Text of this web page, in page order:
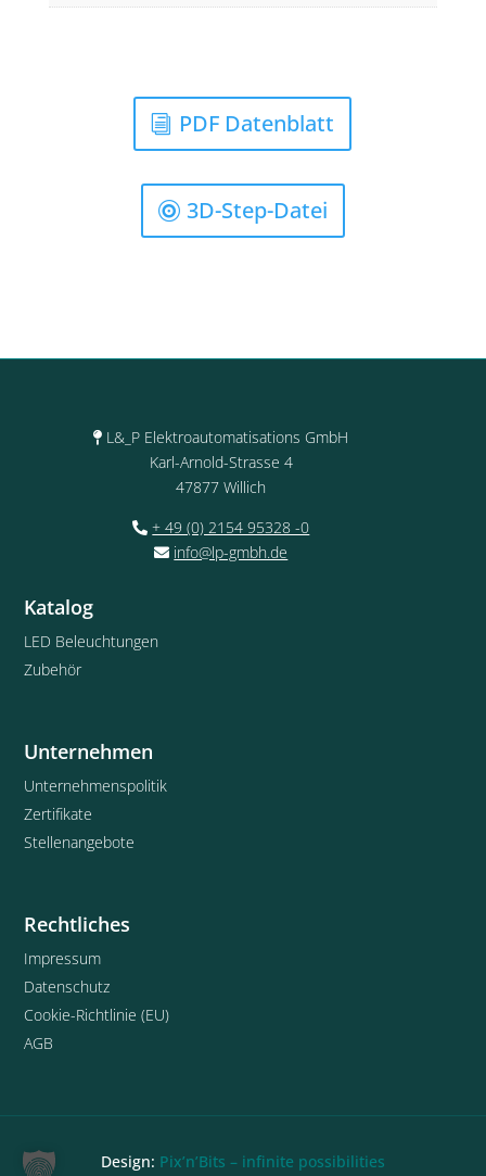
PDF Datenblatt
3D-Step-Datei
L&_P Elektroautomatisations GmbH
Karl-Arnold-Strasse 4
47877 Willich
+ 49 (0) 2154 95328 -0
info@lp-gmbh.de
Katalog
LED Beleuchtungen
Zubehör
Unternehmen
Unternehmenspolitik
Zertifikate
Stellenangebote
Rechtliches
Impressum
Datenschutz
Cookie-Richtlinie (EU)
AGB
Design: Pix’n’Bits – infinite possibilities